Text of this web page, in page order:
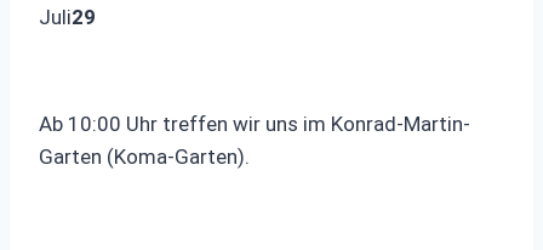
Juli29
Ab 10:00 Uhr treffen wir uns im Konrad-Martin-
Garten (Koma-Garten).